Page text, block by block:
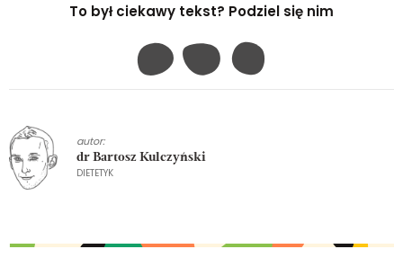
To był ciekawy tekst? Podziel się nim
autor:
dr Bartosz Kulczyński
DIETETYK